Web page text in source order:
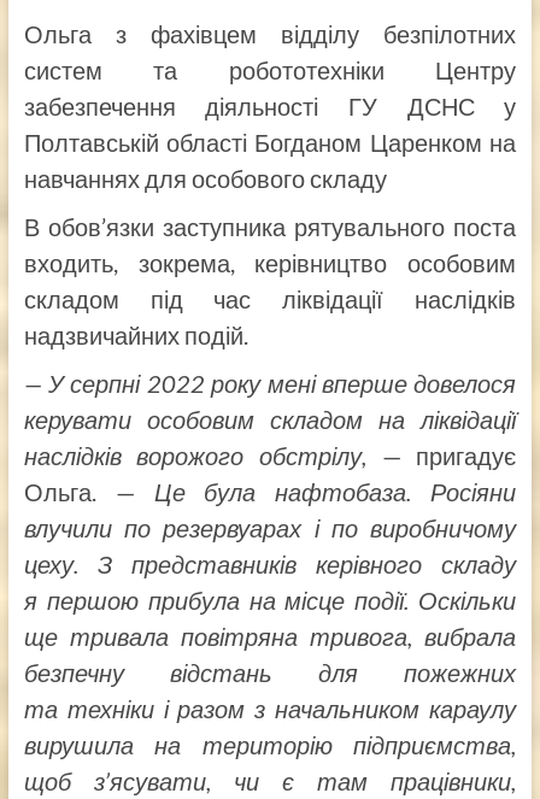
Ольга з фахівцем відділу безпілотних
систем та робототехніки Центру
забезпечення діяльності ГУ ДСНС у
Полтавській області Богданом Царенком на
навчаннях для особового складу
В обов’язки заступника рятувального поста
входить, зокрема, керівництво особовим
складом під час ліквідації наслідків
надзвичайних подій.
— У серпні 2022 року мені вперше довелося
керувати особовим складом на ліквідації
наслідків ворожого обстрілу, — пригадує
Ольга. — Це була нафтобаза. Росіяни
влучили по резервуарах і по виробничому
цеху. З представників керівного складу
я першою прибула на місце події. Оскільки
ще тривала повітряна тривога, вибрала
безпечну відстань для пожежних
та техніки і разом з начальником караулу
вирушила на територію підприємства,
щоб з’ясувати, чи є там працівники,